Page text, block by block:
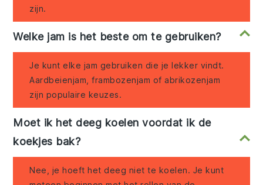
zijn.
Welke jam is het beste om te gebruiken?
Je kunt elke jam gebruiken die je lekker vindt.
Aardbeienjam, frambozenjam of abrikozenjam
zijn populaire keuzes.
Moet ik het deeg koelen voordat ik de
koekjes bak?
Nee, je hoeft het deeg niet te koelen. Je kunt